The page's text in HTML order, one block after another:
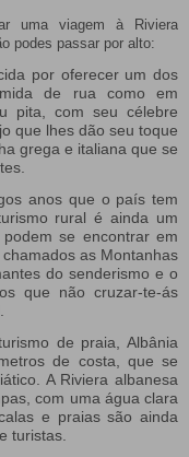
uma viagem à Riviera
podes passar por alto:
por oferecer um dos
de rua como em
pita, com seu célebre
que lhes dão seu toque
grega e italiana que se
anos que o país tem
rural é ainda um
se encontrar em
as Montanhas
do senderismo e o
que não cruzar-te-ás
de praia, Albânia
de costa, que se
A Riviera albanesa
com uma água clara
e praias são ainda
turistas.